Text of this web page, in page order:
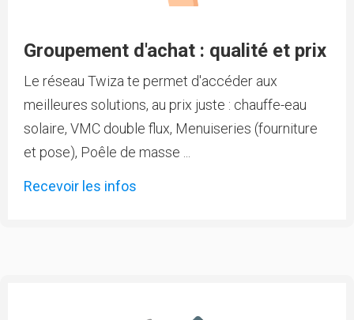
Groupement d'achat : qualité et prix
Le réseau Twiza te permet d'accéder aux
meilleures solutions, au prix juste : chauffe-eau
solaire, VMC double flux, Menuiseries (fourniture
et pose), Poêle de masse ...
Recevoir les infos